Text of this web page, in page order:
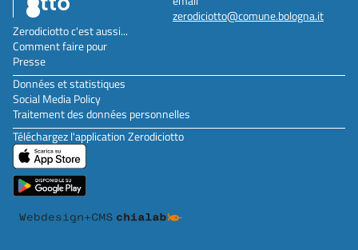
zerodiciotto@comune.bologna.it
Zerodiciotto c'est aussi...
Comment faire pour
Presse
Données et statistiques
Social Media Policy
Traitement des données personnelles
Téléchargez l'application Zerodiciotto